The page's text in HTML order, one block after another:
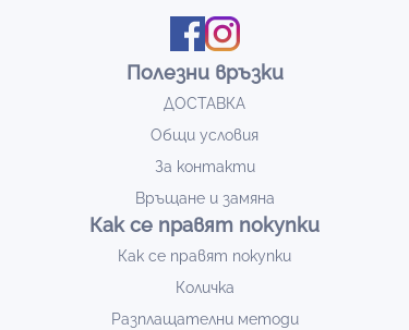
Полезни връзки
ДОСТАВКА
Общи условия
За контакти
Връщане и замяна
Как се правят покупки
Как се правят покупки
Количка
Разплащателни методи